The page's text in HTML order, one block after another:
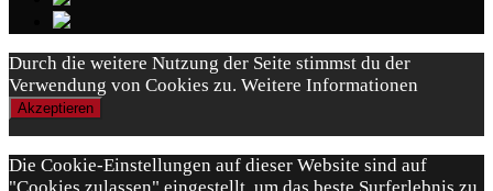
Durch die weitere Nutzung der Seite stimmst du der
Verwendung von Cookies zu. Weitere Informationen
Akzeptieren
Die Cookie-Einstellungen auf dieser Website sind auf